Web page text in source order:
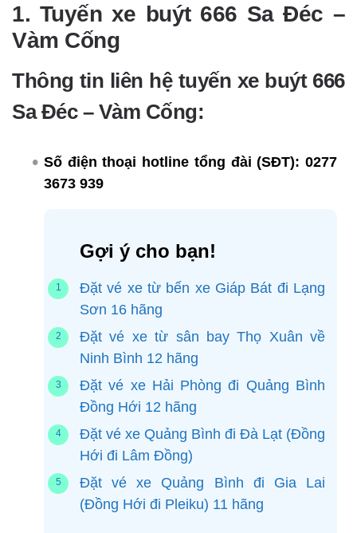
1. Tuyến xe buýt 666 Sa Đéc –
Vàm Cống
Thông tin liên hệ tuyến xe buýt 666
Sa Đéc – Vàm Cống:
Số điện thoại hotline tổng đài (SĐT): 0277
3673 939
Gợi ý cho bạn!
Đặt vé xe từ bến xe Giáp Bát đi Lạng
Sơn 16 hãng
Đặt vé xe từ sân bay Thọ Xuân về
Ninh Bình 12 hãng
Đặt vé xe Hải Phòng đi Quảng Bình
Đồng Hới 12 hãng
Đặt vé xe Quảng Bình đi Đà Lạt (Đồng
Hới đi Lâm Đồng)
Đặt vé xe Quảng Bình đi Gia Lai
(Đồng Hới đi Pleiku) 11 hãng